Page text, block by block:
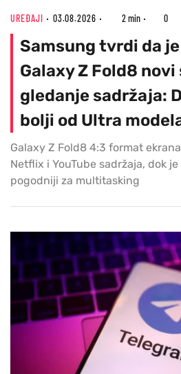
UREĐAJI 03.08.2026 2 min 0
Samsung tvrdi da
Galaxy Z Fold8
gledanje sadržaja:
bolji od Ultra
Galaxy Z Fold8 4:3 format
Netflix i YouTube sadržaja, dok
pogodniji za multitasking